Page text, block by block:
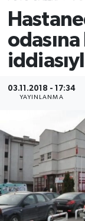
03.11.2018 - 17:34
YAYINLANMA
Eğitim
Güncel
Kültür-
Medya
Sağlık
Sinema
Bartın
Süper Lig
Tüm
Son Dakika
Haber Arşivi